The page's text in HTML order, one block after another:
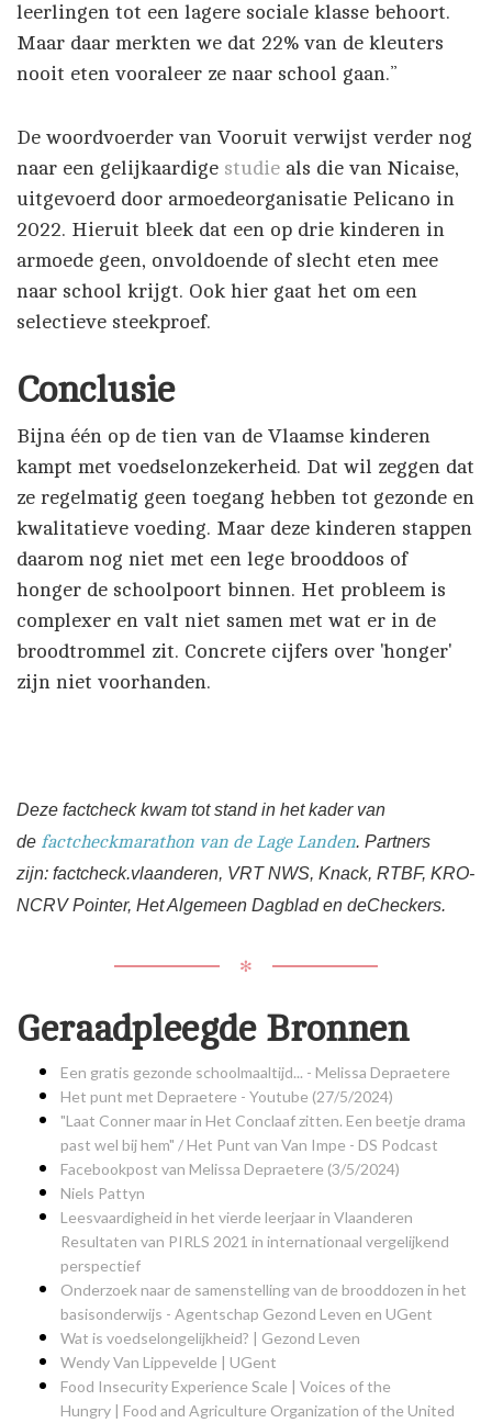
leerlingen tot een lagere sociale klasse behoort.
Maar daar merkten we dat 22% van de kleuters
nooit eten vooraleer ze naar school gaan.”
De woordvoerder van Vooruit verwijst verder nog
naar een gelijkaardige studie als die van Nicaise,
uitgevoerd door armoedeorganisatie Pelicano in
2022. Hieruit bleek dat een op drie kinderen in
armoede geen, onvoldoende of slecht eten mee
naar school krijgt. Ook hier gaat het om een
selectieve steekproef.
Conclusie
Bijna één op de tien van de Vlaamse kinderen
kampt met voedselonzekerheid. Dat wil zeggen dat
ze regelmatig geen toegang hebben tot gezonde en
kwalitatieve voeding. Maar deze kinderen stappen
daarom nog niet met een lege brooddoos of
honger de schoolpoort binnen. Het probleem is
complexer en valt niet samen met wat er in de
broodtrommel zit. Concrete cijfers over 'honger'
zijn niet voorhanden.
Deze factcheck kwam tot stand in het kader van
de factcheckmarathon van de Lage Landen. Partners
zijn: factcheck.vlaanderen, VRT NWS, Knack, RTBF, KRO-
NCRV Pointer, Het Algemeen Dagblad en deCheckers.
✻
Geraadpleegde Bronnen
Een gratis gezonde schoolmaaltijd... - Melissa Depraetere
Het punt met Depraetere - Youtube (27/5/2024)
"Laat Conner maar in Het Conclaaf zitten. Een beetje drama
past wel bij hem" / Het Punt van Van Impe - DS Podcast
Facebookpost van Melissa Depraetere (3/5/2024)
Niels Pattyn
Leesvaardigheid in het vierde leerjaar in Vlaanderen
Resultaten van PIRLS 2021 in internationaal vergelijkend
perspectief
Onderzoek naar de samenstelling van de brooddozen in het
basisonderwijs - Agentschap Gezond Leven en UGent
Wat is voedselongelijkheid? | Gezond Leven
Wendy Van Lippevelde | UGent
Food Insecurity Experience Scale | Voices of the
Hungry | Food and Agriculture Organization of the United